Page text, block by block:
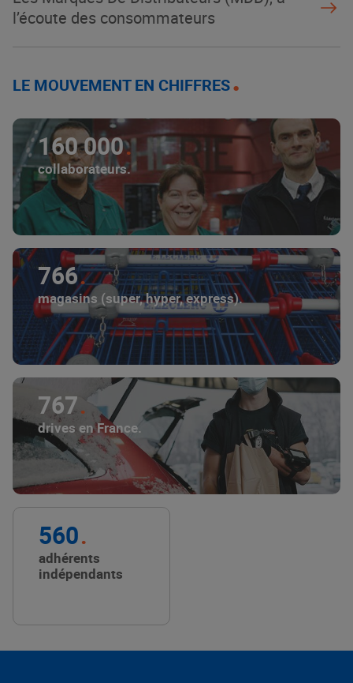
l’écoute des consommateurs
LE MOUVEMENT EN CHIFFRES
160 000
collaborateurs.
766
magasins (super, hyper, express).
767
drives en France.
560
adhérents
indépendants